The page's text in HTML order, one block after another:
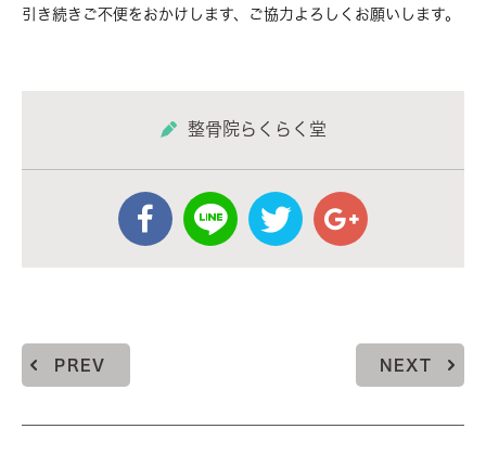
引き続きご不便をおかけします、ご協力よろしくお願いします。
整骨院らくらく堂
PREV NEXT